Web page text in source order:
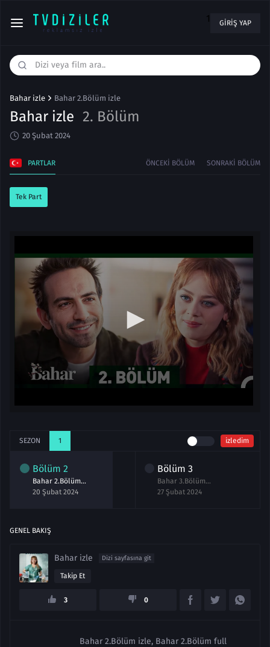
1 GIRIŞ YAP
Bahar izle Bahar 2.Bölüm izle
Bahar izle 2. Bölüm
20 Şubat 2024
PARTLAR ÖNCEKI BÖLÜM SONRAKI BÖLÜM
Tek Part
SEZON 1 izledim
Bölüm 2
Bahar 2.Bölüm izle
20 Şubat 2024
Bölüm 3
Bahar 3.Bölüm izle
27 Şubat 2024
GENEL BAKIŞ
Bahar izle Dizi sayfasına git
Takip Et
3 0
Bahar 2.Bölüm izle, Bahar 2.Bölüm full